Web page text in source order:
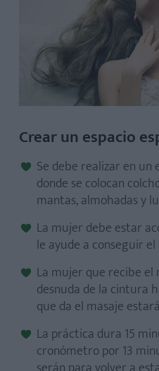
Crear un espacio
Se debe realizar en
donde se colocan
mantas, almohadas y
La mujer debe estar
le ayude a conseguir
La mujer que recibe el
desnuda de la cintura
que da el masaje
La práctica dura 15
cronómetro por 13